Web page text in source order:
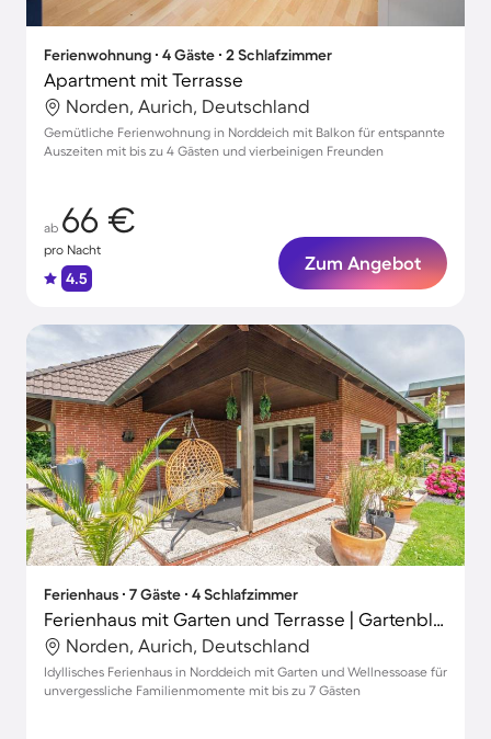
Ferienwohnung ∙ 4 Gäste ∙ 2 Schlafzimmer
Apartment mit Terrasse
Norden, Aurich, Deutschland
Gemütliche Ferienwohnung in Norddeich mit Balkon für entspannte
Auszeiten mit bis zu 4 Gästen und vierbeinigen Freunden
ab 66 €
pro Nacht
4.5
Zum Angebot
Ferienhaus ∙ 7 Gäste ∙ 4 Schlafzimmer
Ferienhaus mit Garten und Terrasse | Gartenblick
Norden, Aurich, Deutschland
Idyllisches Ferienhaus in Norddeich mit Garten und Wellnessoase für
unvergessliche Familienmomente mit bis zu 7 Gästen